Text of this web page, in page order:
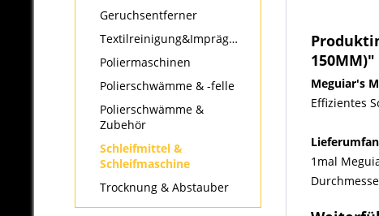
Geruchsentferner
Textilreinigung&Imprägnierung
Poliermaschinen
Polierschwämme & -felle
Polierschwämme &
Zubehör
Schleifmittel &
Schleifmaschine
Trocknung & Abstauber
150MM)"
Meguiar's
Effizientes
1mal